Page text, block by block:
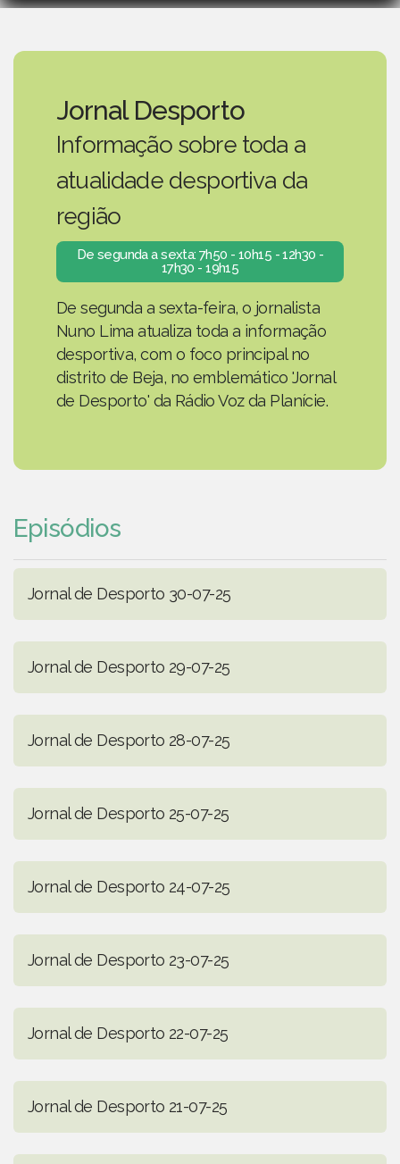
Jornal Desporto
Informação sobre toda a
atualidade desportiva da
região
De segunda a sexta: 7h50 - 10h15 - 12h30 -
17h30 - 19h15
De segunda a sexta-feira, o jornalista
Nuno Lima atualiza toda a informação
desportiva, com o foco principal no
distrito de Beja, no emblemático 'Jornal
de Desporto' da Rádio Voz da Planície.
Episódios
Jornal de Desporto 30-07-25
Jornal de Desporto 29-07-25
Jornal de Desporto 28-07-25
Jornal de Desporto 25-07-25
Jornal de Desporto 24-07-25
Jornal de Desporto 23-07-25
Jornal de Desporto 22-07-25
Jornal de Desporto 21-07-25